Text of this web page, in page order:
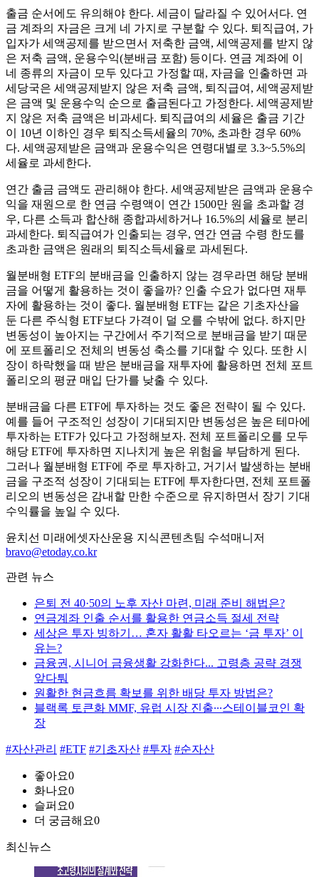
출금 순서에도 유의해야 한다. 세금이 달라질 수 있어서다. 연
금 계좌의 자금은 크게 네 가지로 구분할 수 있다. 퇴직급여, 가
입자가 세액공제를 받으면서 저축한 금액, 세액공제를 받지 않
은 저축 금액, 운용수익(분배금 포함) 등이다. 연금 계좌에 이
네 종류의 자금이 모두 있다고 가정할 때, 자금을 인출하면 과
세당국은 세액공제받지 않은 저축 금액, 퇴직급여, 세액공제받
은 금액 및 운용수익 순으로 출금된다고 가정한다. 세액공제받
지 않은 저축 금액은 비과세다. 퇴직급여의 세율은 출금 기간
이 10년 이하인 경우 퇴직소득세율의 70%, 초과한 경우 60%
다. 세액공제받은 금액과 운용수익은 연령대별로 3.3~5.5%의
세율로 과세한다.
연간 출금 금액도 관리해야 한다. 세액공제받은 금액과 운용수
익을 재원으로 한 연금 수령액이 연간 1500만 원을 초과할 경
우, 다른 소득과 합산해 종합과세하거나 16.5%의 세율로 분리
과세한다. 퇴직급여가 인출되는 경우, 연간 연금 수령 한도를
초과한 금액은 원래의 퇴직소득세율로 과세된다.
월분배형 ETF의 분배금을 인출하지 않는 경우라면 해당 분배
금을 어떻게 활용하는 것이 좋을까? 인출 수요가 없다면 재투
자에 활용하는 것이 좋다. 월분배형 ETF는 같은 기초자산을
둔 다른 주식형 ETF보다 가격이 덜 오를 수밖에 없다. 하지만
변동성이 높아지는 구간에서 주기적으로 분배금을 받기 때문
에 포트폴리오 전체의 변동성 축소를 기대할 수 있다. 또한 시
장이 하락했을 때 받은 분배금을 재투자에 활용하면 전체 포트
폴리오의 평균 매입 단가를 낮출 수 있다.
분배금을 다른 ETF에 투자하는 것도 좋은 전략이 될 수 있다.
예를 들어 구조적인 성장이 기대되지만 변동성은 높은 테마에
투자하는 ETF가 있다고 가정해보자. 전체 포트폴리오를 모두
해당 ETF에 투자하면 지나치게 높은 위험을 부담하게 된다.
그러나 월분배형 ETF에 주로 투자하고, 거기서 발생하는 분배
금을 구조적 성장이 기대되는 ETF에 투자한다면, 전체 포트폴
리오의 변동성은 감내할 만한 수준으로 유지하면서 장기 기대
수익률을 높일 수 있다.
윤치선 미래에셋자산운용 지식콘텐츠팀 수석매니저
bravo@etoday.co.kr
관련 뉴스
은퇴 전 40·50의 노후 자산 마련, 미래 준비 해법은?
연금계좌 인출 순서를 활용한 연금소득 절세 전략
세상은 투자 빙하기… 혼자 활활 타오르는 ‘금 투자’ 이
유는?
금융권, 시니어 금융생활 강화한다... 고령층 공략 경쟁
앞다퉈
원활한 현금흐름 확보를 위한 배당 투자 방법은?
블랙록 토큰화 MMF, 유럽 시장 진출∙∙∙스테이블코인 확
장
#자산관리 #ETF #기초자산 #투자 #순자산
좋아요0
화나요0
슬퍼요0
더 궁금해요0
최신뉴스